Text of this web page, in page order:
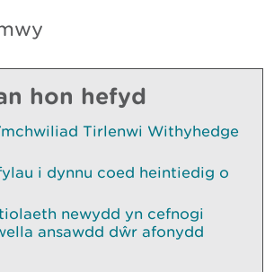
hon hefyd
Tirlenwi Withyhedge
i dynnu coed heintiedig o
newydd yn cefnogi
ansawdd dŵr afonydd